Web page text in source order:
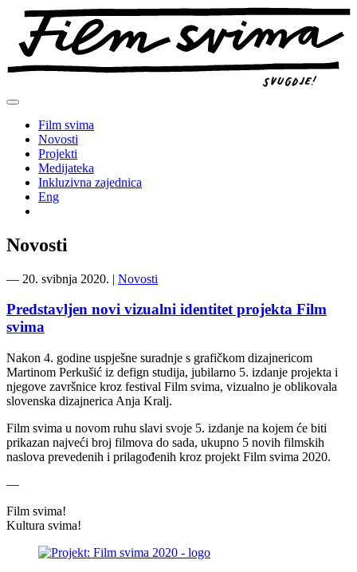
Preskoči
sadržaj
Film svima
Novosti
Projekti
Medijateka
Inkluzivna zajednica
Eng
Novosti
― 20. svibnja 2020. | Novosti
Predstavljen novi vizualni identitet projekta Film
svima
Nakon 4. godine uspješne suradnje s grafičkom dizajnericom
Martinom Perkušić iz defign studija, jubilarno 5. izdanje projekta i
njegove završnice kroz festival Film svima, vizualno je oblikovala
slovenska dizajnerica Anja Kralj.
Film svima u novom ruhu slavi svoje 5. izdanje na kojem će biti
prikazan najveći broj filmova do sada, ukupno 5 novih filmskih
naslova prevedenih i prilagođenih kroz projekt Film svima 2020.
––
Film svima!
Kultura svima!